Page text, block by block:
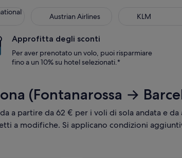
Air Lines Austrian Airlines
Austrian Airlines KLM
Approfitta degli sconti
Per aver prenotato un volo, puoi risparmiare
fino a un 10% su hotel selezionati.*
(Fontanarossa →
a partire da 62 € per i voli di sola andata e
a modifiche. Si applicano condizioni